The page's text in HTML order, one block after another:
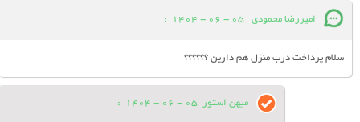
امیررضا محمودی 05 - 06 - 1404
:
سلام پرداخت درب منزل هم دارین ؟؟؟؟؟؟
میهن استور 05 - 06 - 1404
: